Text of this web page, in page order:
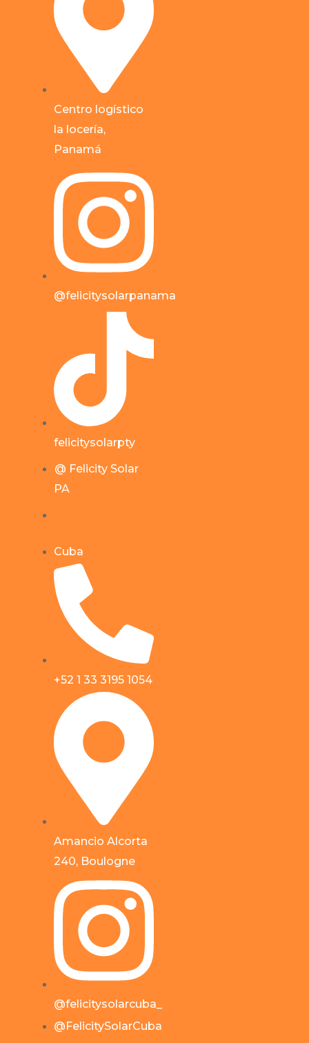
Centro logístico
la locería,
Panamá
@felicitysolarpanama
felicitysolarpty
@ Felicity Solar
PA
Cuba
+52 1 33 3195 1054
Amancio Alcorta
240, Boulogne
@felicitysolarcuba_
@FelicitySolarCuba